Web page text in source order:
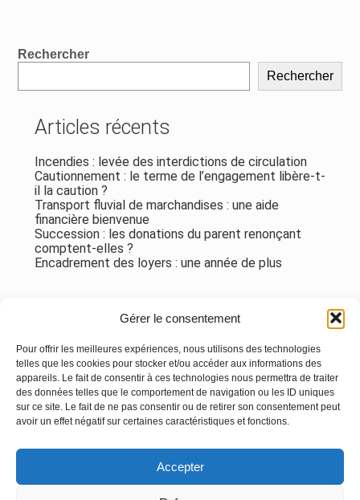
Gérer le consentement
Pour offrir les meilleures expériences, nous utilisons des technologies
telles que les cookies pour stocker et/ou accéder aux informations des
appareils. Le fait de consentir à ces technologies nous permettra de traiter
des données telles que le comportement de navigation ou les ID uniques
sur ce site. Le fait de ne pas consentir ou de retirer son consentement peut
avoir un effet négatif sur certaines caractéristiques et fonctions.
Accepter
Blog
Rechercher
Rechercher
Articles récents
Incendies : levée des interdictions de circulation
Cautionnement : le terme de l’engagement libère-t-
il la caution ?
Transport fluvial de marchandises : une aide
financière bienvenue
Succession : les donations du parent renonçant
comptent-elles ?
Encadrement des loyers : une année de plus
Aucun commentaire à afficher.
Principale
Linkedin Instagram